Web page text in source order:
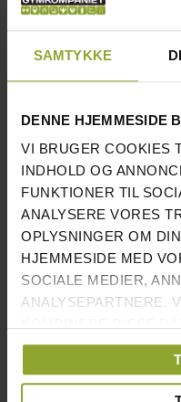
SAMTYKKE
DENNE HJEMMESIDE
VI BRUGER COOKIES
INDHOLD OG
FUNKTIONER TIL
ANALYSERE VORES
OPLYSNINGER OM
HJEMMESIDE MED
SOCIALE MEDIER,
ANALYSEPARTNERE.
OPLYSNINGER, DU
HAR INDSAMLET FRA
TJENESTER.
for smithstang, J-
Multiracket bygget til
får du praktisk
direkte på rammen.
Takket være sit
konstruktion på hele
både intensiv
og foreninger.
INFORMATION
HØJDE: